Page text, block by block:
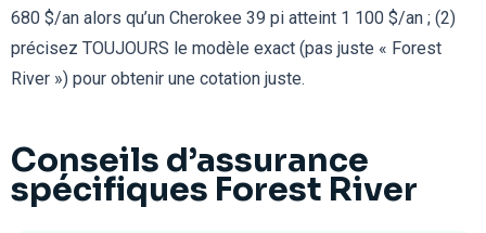
680 $/an alors qu’un Cherokee 39 pi atteint 1 100 $/an ; (2)
précisez TOUJOURS le modèle exact (pas juste « Forest
River ») pour obtenir une cotation juste.
Conseils d’assurance
spécifiques Forest River